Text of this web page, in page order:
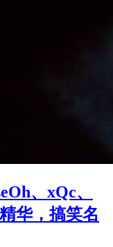
、xQc、
华，搞笑名